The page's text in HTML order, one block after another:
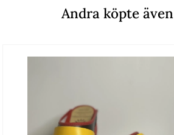
Andra köpte även